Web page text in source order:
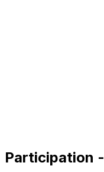
Participation